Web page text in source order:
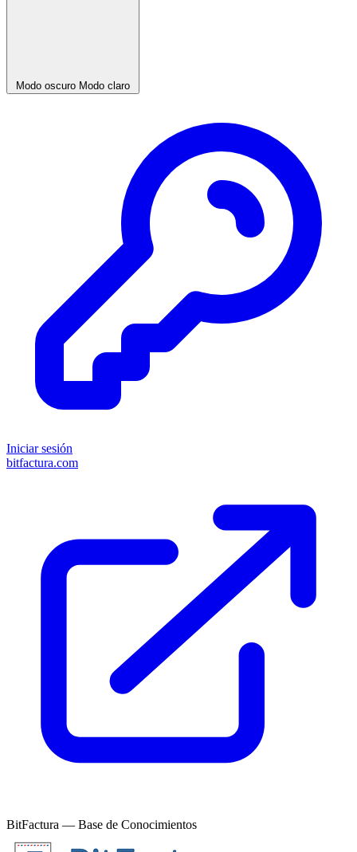
Modo oscuro Modo claro
Iniciar sesión
bitfactura.com
BitFactura — Base de Conocimientos